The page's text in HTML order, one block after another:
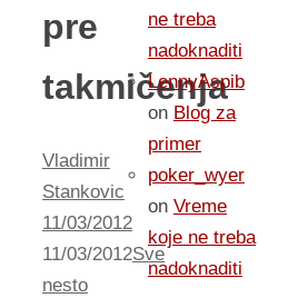
pre
takmičenja
Vladimir
Stankovic
11/03/2012
11/03/2012Sve
nesto
ne treba
nadoknaditi
LennyAspib
on Blog za
primer
poker_wyer
on Vreme
koje ne treba
nadoknaditi